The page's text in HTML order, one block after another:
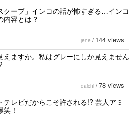
クープ」インコの話が怖すぎる…インコ
内容とは？
jene / 144 views
えますか。私はグレーにしか見えません
daichi / 78 views
テレビだからこそ許される!? 芸人アミ
！